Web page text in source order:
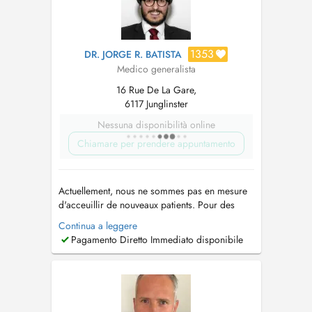
DR. JORGE R. BATISTA 1353
Medico generalista
16 Rue De La Gare,
6117 Junglinster
Nessuna disponibilità online
Chiamare per prendere appuntamento
Actuellement, nous ne sommes pas en mesure
d'acceuillir de nouveaux patients. Pour des
visites à domicile, la vaccination anti-COVID ou
un RDV en dehors des plages proposées,
merci d'appeler. Prochaines absences: - 26.03-
centre du nouveau cœur d...
Continua a leggere
Pagamento Diretto Immediato disponibile